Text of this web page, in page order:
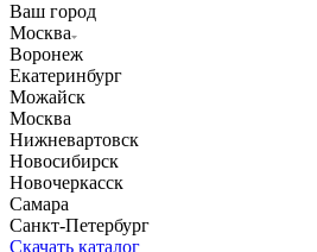
Ваш город
Москва
Воронеж
Екатеринбург
Можайск
Москва
Нижневартовск
Новосибирск
Новочеркасск
Самара
Санкт-Петербург
Скачать каталог